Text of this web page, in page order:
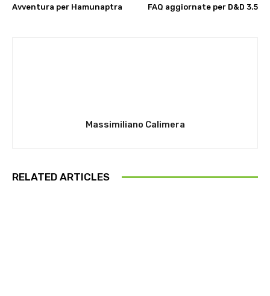
Avventura per Hamunaptra FAQ aggiornate per D&D 3.5
Massimiliano Calimera
RELATED ARTICLES